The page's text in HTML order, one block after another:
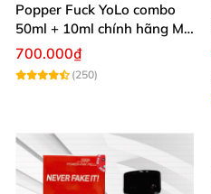
Popper Fuck YoLo combo
50ml + 10ml chính hãng Mỹ
tăng khoái cảm mạnh mẽ
an toàn
700.000₫
(250)